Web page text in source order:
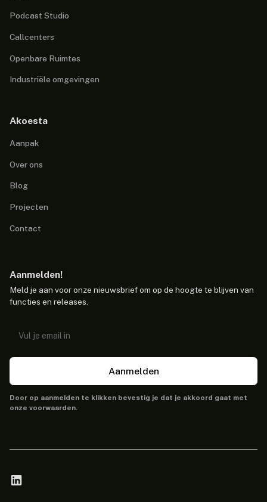
Podcast Studio
Callcenters
Openbare Ruimtes
Industriële omgevingen
Akoesta
Aanpak
Over ons
Blog
Projecten
Contact
Aanmelden!
Meld je aan voor onze nieuwsbrief om op de hoogte te blijven van
functies en releases.
Aanmelden
Door op aanmelden te klikken bevestig je dat je akkoord gaat met
onze voorwaarden.